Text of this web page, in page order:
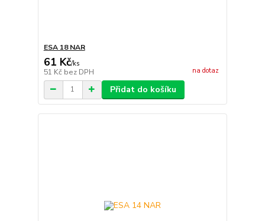
ESA 18 NAR
61 Kč/ks
51 Kč bez DPH na dotaz
Přidat do košíku